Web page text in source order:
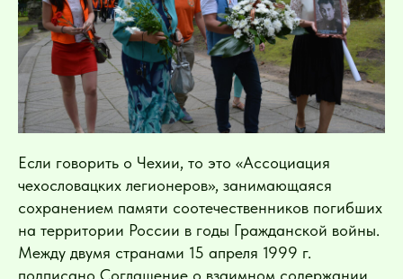
Если говорить о Чехии, то это «Ассоциация
чехословацких легионеров», занимающаяся
сохранением памяти соотечественников погибших
на территории России в годы Гражданской войны.
Между двумя странами 15 апреля 1999 г.
подписано Соглашение о взаимном содержании